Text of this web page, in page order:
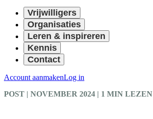
Vrijwilligers
Organisaties
Leren & inspireren
Kennis
Contact
Account aanmakenLog in
POST | NOVEMBER 2024 | 1 MIN LEZEN